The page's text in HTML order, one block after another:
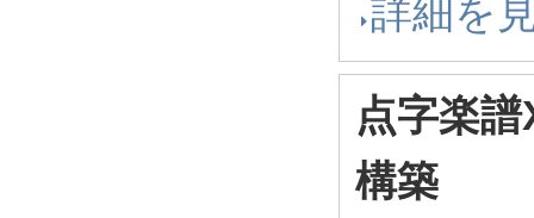
詳細を
点字楽
構築